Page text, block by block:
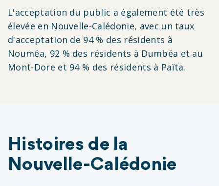
L'acceptation du public a également été très
élevée en Nouvelle-Calédonie, avec un taux
d'acceptation de 94 % des résidents à
Nouméa, 92 % des résidents à Dumbéa et au
Mont-Dore et 94 % des résidents à Païta.
Histoires de la
Nouvelle-Calédonie